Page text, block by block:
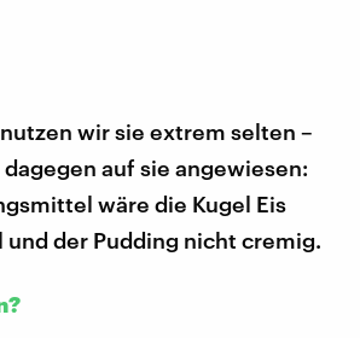
wir sie extrem selten –
auf sie angewiesen:
wäre die Kugel Eis
der Pudding nicht cremig.